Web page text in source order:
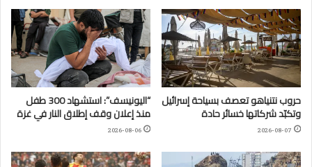
حروب نتنياهو تعصف بسياحة إسرائيل
وتكبّد شركاتها خسائر حادة
2026-08-07
“اليونيسف”: استشهاد 300 طفل
منذ إعلان وقف إطلاق النار في غزة
2026-08-06